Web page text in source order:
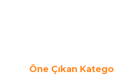
Öne Çıkan